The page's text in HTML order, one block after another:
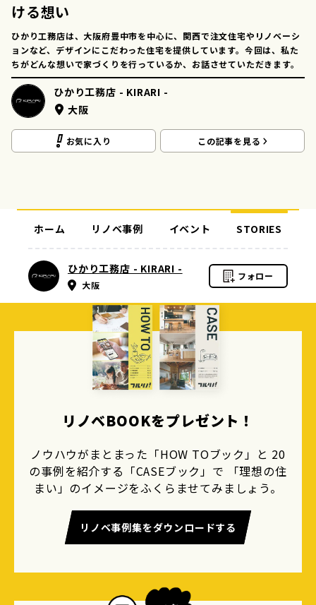
ける想い
ひかり工務店は、大阪府豊中市を中心に、関西で注文住宅やリノベーシ
ョンなど、デザインにこだわった住宅を提供しています。今回は、私た
ちがどんな想いで家づくりを行っているか、お話させていただきます。
ひかり工務店 - KIRARI -
大阪
お気に入り この記事を見る
ひかり工務店 - KIRARI -
大阪
フォロー
ホーム リノベ事例 イベント STORIES
リノベBOOKをプレゼント！
ノウハウがまとまった「HOW TOブック」と 20
の事例を紹介する「CASEブック」で 「理想の住
まい」のイメージをふくらませてみましょう。
リノベ事例集をダウンロードする